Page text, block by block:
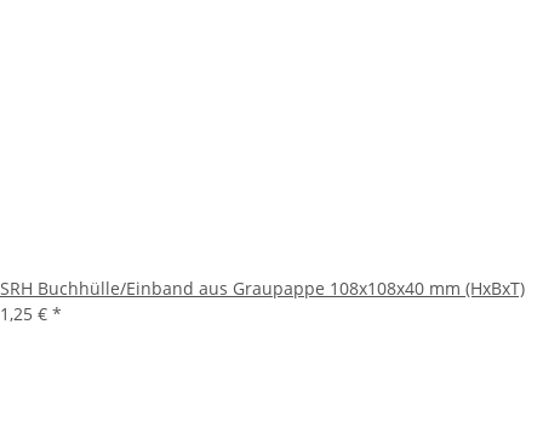
SRH Buchhülle/Einband aus Graupappe 108x108x40 mm (HxBxT)
1,25 € *